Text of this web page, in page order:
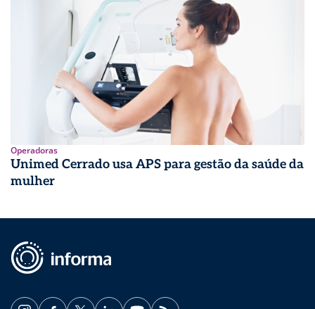
Operadoras
Unimed Cerrado usa APS para gestão da saúde da
mulher